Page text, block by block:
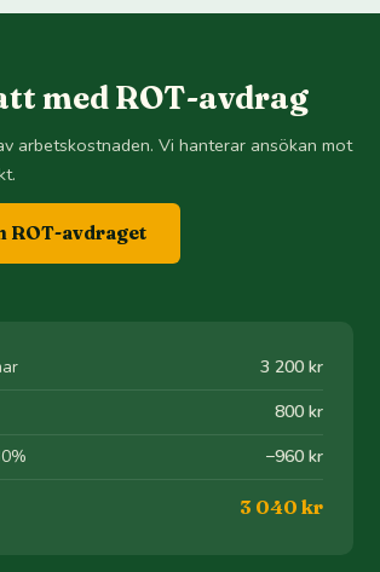
med ROT-avdrag
arbetskostnaden. Vi hanterar ansökan mot
ROT-avdraget
3 200 kr
800 kr
−960 kr
3 040 kr